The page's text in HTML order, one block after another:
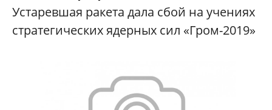
Устаревшая ракета дала сбой на учениях
стратегических ядерных сил «Гром-2019»